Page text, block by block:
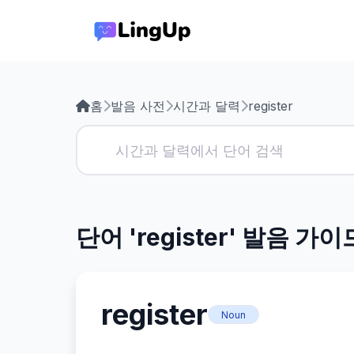
홈 발음 사전 시간과 달력 register
단어 'register' 발음 가이
register Noun